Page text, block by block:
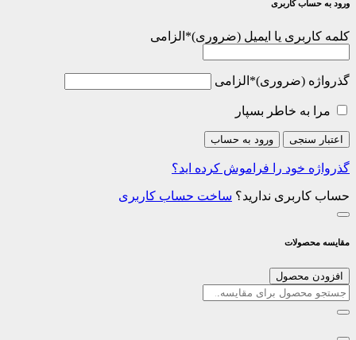
ورود به حساب کاربری
کلمه کاربری یا ایمیل * الزامی
گذرواژه * الزامی
مرا به خاطر بسپار
اعتبار سنجی ورود به حساب
گذرواژه خود را فراموش کرده اید؟
حساب کاربری ندارید؟ ساخت حساب کاربری
مقایسه محصولات
افزودن محصول